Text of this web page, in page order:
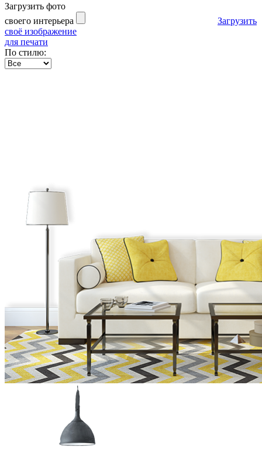
Загрузить фото
своего интерьера
Загрузить
своё изображение
для печати
По стилю: